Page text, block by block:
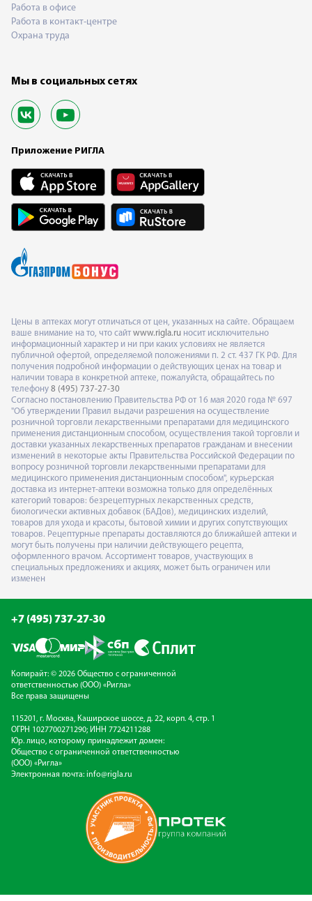
Работа в офисе
Работа в контакт-центре
Охрана труда
Мы в социальных сетях
Приложение РИГЛА
Цены в аптеках могут отличаться от цен, указанных на сайте. Обращаем
ваше внимание на то, что сайт www.rigla.ru носит исключительно
информационный характер и ни при каких условиях не является
публичной офертой, определяемой положениями п. 2 ст. 437 ГК РФ. Для
получения подробной информации о действующих ценах на товар и
наличии товара в конкретной аптеке, пожалуйста, обращайтесь по
телефону 8 (495) 737-27-30
Согласно постановлению Правительства РФ от 16 мая 2020 года № 697
"Об утверждении Правил выдачи разрешения на осуществление
розничной торговли лекарственными препаратами для медицинского
применения дистанционным способом, осуществления такой торговли и
доставки указанных лекарственных препаратов гражданам и внесении
изменений в некоторые акты Правительства Российской Федерации по
вопросу розничной торговли лекарственными препаратами для
медицинского применения дистанционным способом", курьерская
доставка из интернет-аптеки возможна только для определённых
категорий товаров: безрецептурных лекарственных средств,
биологически активных добавок (БАДов), медицинских изделий,
товаров для ухода и красоты, бытовой химии и других сопутствующих
товаров. Рецептурные препараты доставляются до ближайшей аптеки и
могут быть получены при наличии действующего рецепта,
оформленного врачом. Ассортимент товаров, участвующих в
специальных предложениях и акциях, может быть ограничен или
изменен
+7 (495) 737-27-30
Копирайт: © 2026 Общество с ограниченной
ответственностью (ООО) «Ригла»
Все права защищены
115201, г. Москва, Каширское шоссе, д. 22, корп. 4, стр. 1
ОГРН 1027700271290; ИНН 7724211288
Юр. лицо, которому принадлежит домен:
Общество с ограниченной ответственностью
(ООО) «Ригла»
Электронная почта: info@rigla.ru